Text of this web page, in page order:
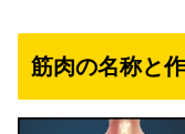
筋肉の名称と